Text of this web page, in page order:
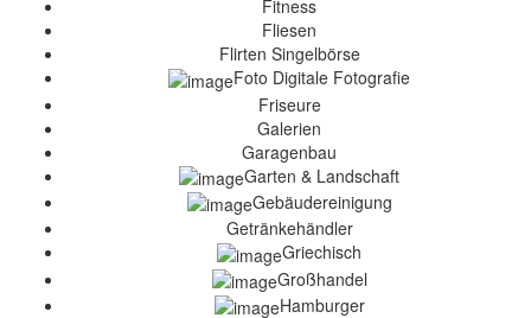
Fitness
Fliesen
Flirten Singelbörse
Foto Digitale Fotografie
Friseure
Galerien
Garagenbau
Garten & Landschaft
Gebäudereinigung
Getränkehändler
Griechisch
Großhandel
Hamburger